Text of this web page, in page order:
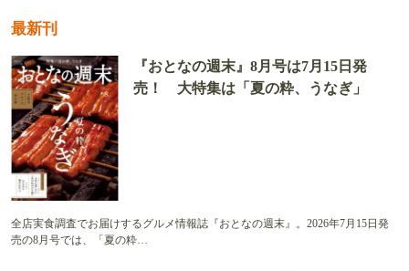
最新刊
『おとなの週末』8月号は7月15日発
売！ 大特集は「夏の粋、うなぎ」
全店実食調査でお届けするグルメ情報誌『おとなの週末』。2026年7月15日発
売の8月号では、「夏の粋…